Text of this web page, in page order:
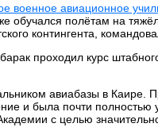
военное авиационное
обучался полётам на
контингента,
проходил курс
авиабазы в Каире.
и была почти полностью
с целью